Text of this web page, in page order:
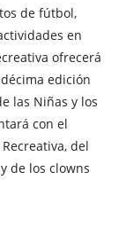
de fútbol,
en
ofrecerá
edición
las Niñas y los
con el
del
de los clowns